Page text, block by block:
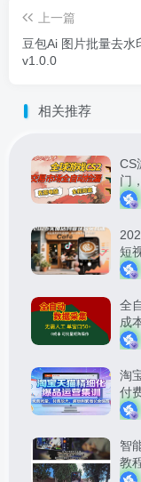
上一篇
豆包Ai 图片批量去水
v1.0.0
相关推荐
CS
门
松
短
全
成
淘
付
智
教